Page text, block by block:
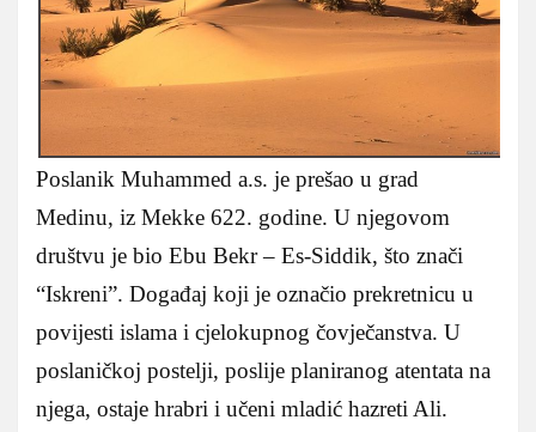
Poslanik Muhammed a.s. je prešao u grad
Medinu, iz Mekke 622. godine. U njegovom
društvu je bio Ebu Bekr – Es-Siddik, što znači
“Iskreni”. Događaj koji je označio prekretnicu u
povijesti islama i cjelokupnog čovječanstva. U
poslaničkoj postelji, poslije planiranog atentata na
njega, ostaje hrabri i učeni mladić hazreti Ali.